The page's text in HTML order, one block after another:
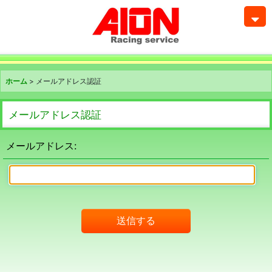
ホーム > メールアドレス認証
メールアドレス認証
メールアドレス:
送信する